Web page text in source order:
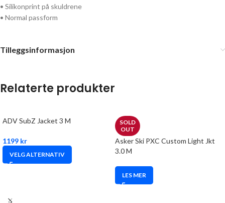
• Silikonprint på skuldrene
• Normal passform
Tilleggsinformasjon
Relaterte produkter
ADV SubZ Jacket 3 M
1199 kr
VELG ALTERNATIV
SOLD
OUT
Asker Ski PXC Custom Light Jkt
3.0 M
LES MER